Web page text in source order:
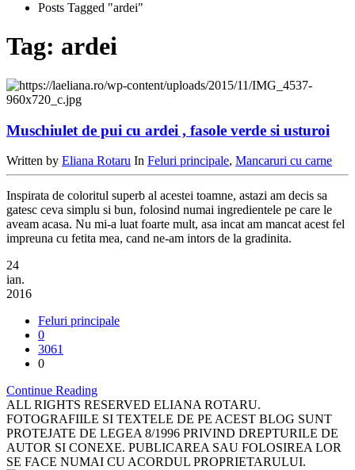
Posts Tagged "ardei"
Tag: ardei
Muschiulet de pui cu ardei , fasole verde si usturoi
Written by Eliana Rotaru In Feluri principale, Mancaruri cu carne
Inspirata de coloritul superb al acestei toamne, astazi am decis sa
gatesc ceva simplu si bun, folosind numai ingredientele pe care le
aveam acasa. Nu mi-a luat foarte mult, asa incat am mancat acest fel
impreuna cu fetita mea, cand ne-am intors de la gradinita.
24
ian.
2016
Feluri principale
0
3061
0
Continue Reading
ALL RIGHTS RESERVED ELIANA ROTARU.
FOTOGRAFIILE SI TEXTELE DE PE ACEST BLOG SUNT
PROTEJATE DE LEGEA 8/1996 PRIVIND DREPTURILE DE
AUTOR SI CONEXE. PUBLICAREA SAU FOLOSIREA LOR
SE FACE NUMAI CU ACORDUL PROPRIETARULUI.